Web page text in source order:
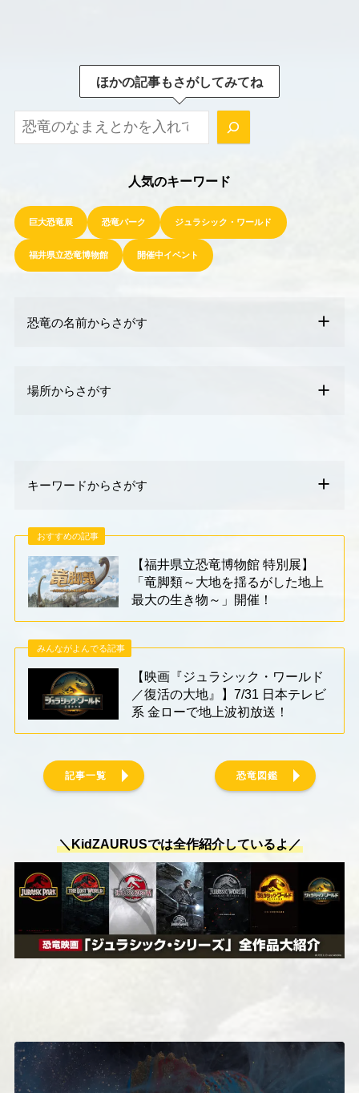
ほかの記事もさがしてみてね
ほかの記事もさがしてみてね！
人気のキーワード
巨大恐竜展 恐竜パーク ジュラシック・ワールド
福井県立恐竜博物館 開催中イベント
恐竜の名前からさがす
場所からさがす
キーワードからさがす
おすすめの記事
【福井県立恐竜博物館 特別展】
「竜脚類～大地を揺るがした地上
最大の生き物～」開催！
みんながよんでる記事
【映画『ジュラシック・ワールド
／復活の大地』】7/31 日本テレビ
系 金ローで地上波初放送！
記事一覧 恐竜図鑑
＼KidZAURUSでは全作紹介しているよ／